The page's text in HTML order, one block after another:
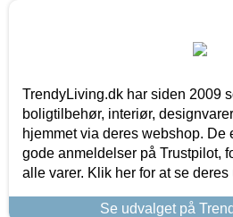
TrendyLiving.dk har siden 2009
boligtilbehør, interiør,
hjemmet via deres webshop.
gode anmeldelser på Trustpilot,
alle varer. Klik her for at se deres
Se udvalget på